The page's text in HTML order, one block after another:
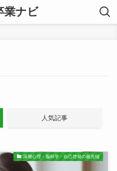
業ナビ
人気記事
深層心理・脳科学・自己啓発の最先端